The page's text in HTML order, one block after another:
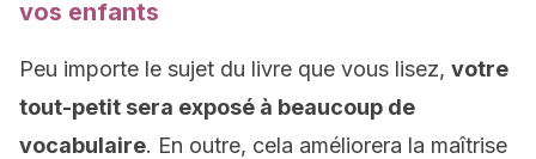
vos enfants
Peu importe le sujet du livre que vous lisez, votre
tout-petit sera exposé à beaucoup de
vocabulaire. En outre, cela améliorera la maîtrise